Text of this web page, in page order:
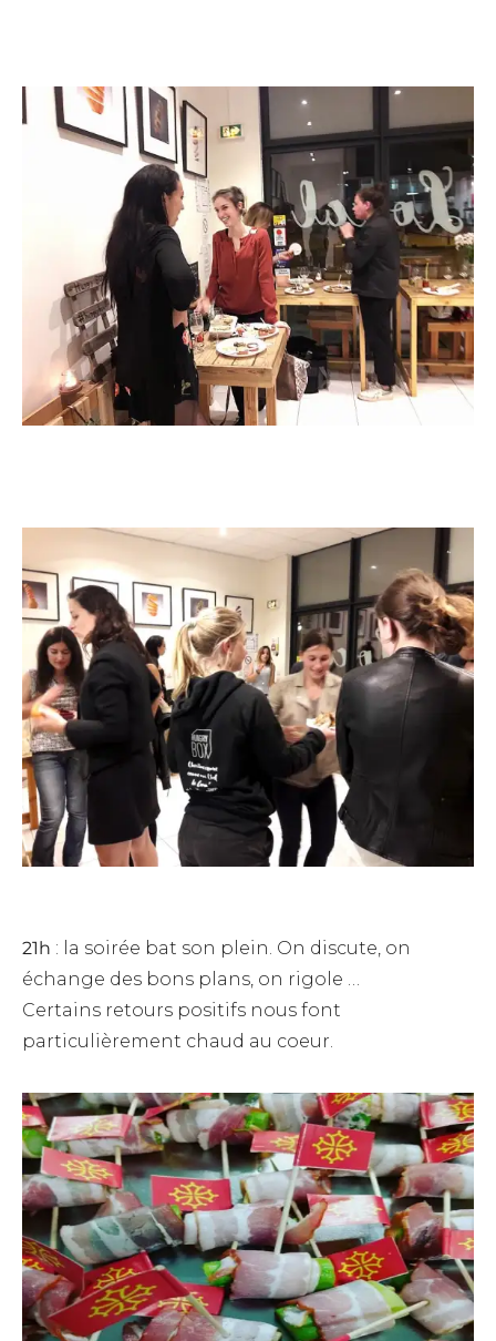
21h : la soirée bat son plein. On discute, on
échange des bons plans, on rigole …
Certains retours positifs nous font
particulièrement chaud au coeur.